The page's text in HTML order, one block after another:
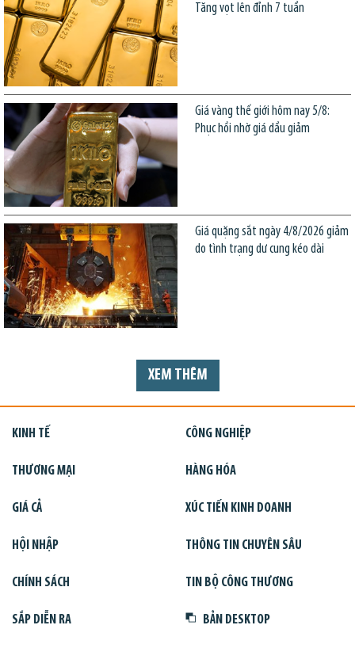
Tăng vọt lên đỉnh 7 tuần
Giá vàng thế giới hôm nay 5/8:
Phục hồi nhờ giá dầu giảm
Giá quặng sắt ngày 4/8/2026 giảm
do tình trạng dư cung kéo dài
XEM THÊM
KINH TẾ CÔNG NGHIỆP
THƯƠNG MẠI HÀNG HÓA
GIÁ CẢ XÚC TIẾN KINH DOANH
HỘI NHẬP THÔNG TIN CHUYÊN SÂU
CHÍNH SÁCH TIN BỘ CÔNG THƯƠNG
SẮP DIỄN RA BẢN DESKTOP